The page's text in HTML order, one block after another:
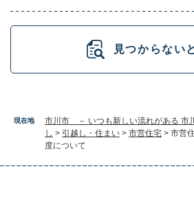
現在地 市川市 － いつも新しい流れがある 市
し > 引越し・住まい > 市営住宅 > 市営
度について
見つからない